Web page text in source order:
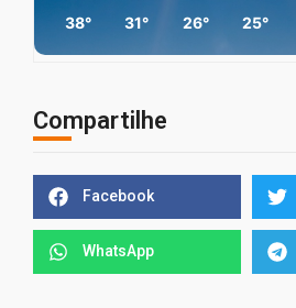
38° 31° 26° 25°
Compartilhe
Facebook
WhatsApp